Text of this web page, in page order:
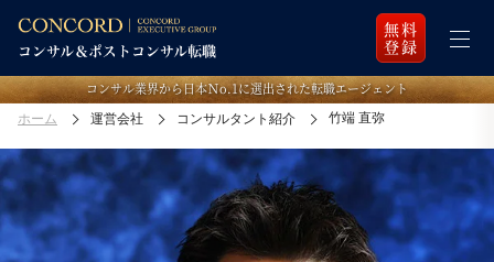
無料
登録
コンサル業界から日本Ｎo.1に選出された転職エージェント
ホーム 運営会社 コンサルタント紹介 竹端 直弥